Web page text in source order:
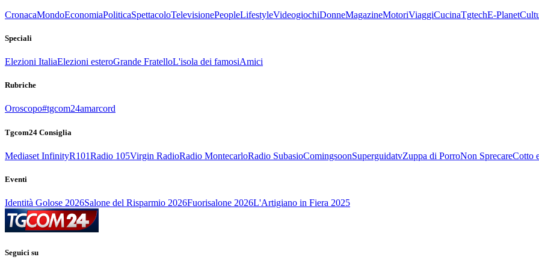
CronacaMondoEconomiaPoliticaSpettacoloTelevisionePeopleLifestyleVideogiochiDonneMagazineMotoriViaggiCucinaTgtechE-Planet
Speciali
Elezioni ItaliaElezioni esteroGrande FratelloL'isola dei famosiAmici
Rubriche
Oroscopo#tgcom24amarcord
Tgcom24 Consiglia
Mediaset InfinityR101Radio 105Virgin RadioRadio MontecarloRadio SubasioComingsoonSuperguidatvZuppa di PorroNon SprecareCotto
Eventi
Identità Golose 2026Salone del Risparmio 2026Fuorisalone 2026L'Artigiano in Fiera 2025
Seguici su